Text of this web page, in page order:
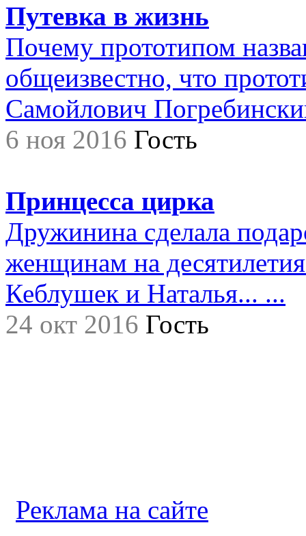
Путевка в жизнь
Почему прототипом
общеизвестно, что
Самойлович
6 ноя 2016 Гость
Принцесса цирка
Дружинина сделала
женщинам на
Кеблушек и Наталья... ...
24 окт 2016 Гость
Реклама на сайте